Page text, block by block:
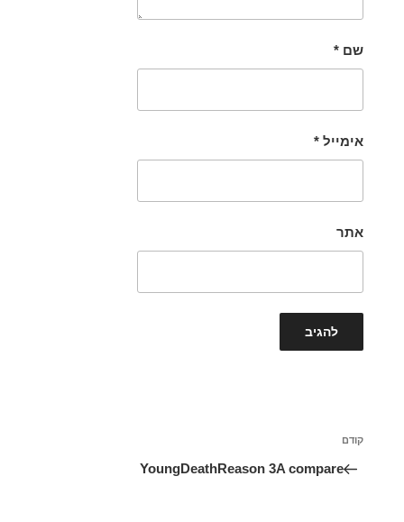
שם *
אימייל *
אתר
הפוסט
הקודם
קודם
YoungDeathReason 3A compare